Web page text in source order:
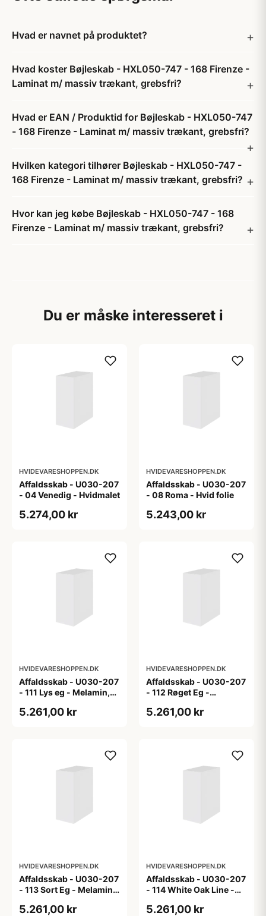
Hvad er navnet på produktet?
Hvad koster Bøjleskab - HXL050-747 - 168 Firenze -
Laminat m/ massiv trækant, grebsfri?
Hvad er EAN / Produktid for Bøjleskab - HXL050-747
- 168 Firenze - Laminat m/ massiv trækant, grebsfri?
Hvilken kategori tilhører Bøjleskab - HXL050-747 -
168 Firenze - Laminat m/ massiv trækant, grebsfri?
Hvor kan jeg købe Bøjleskab - HXL050-747 - 168
Firenze - Laminat m/ massiv trækant, grebsfri?
Du er måske interesseret i
HVIDEVARESHOPPEN.DK
Affaldsskab - U030-207
- 04 Venedig - Hvidmalet
5.274,00 kr
HVIDEVARESHOPPEN.DK
Affaldsskab - U030-207
- 08 Roma - Hvid folie
5.243,00 kr
HVIDEVARESHOPPEN.DK
Affaldsskab - U030-207
- 111 Lys eg - Melamin,
5.261,00 kr
HVIDEVARESHOPPEN.DK
Affaldsskab - U030-207
- 112 Røget Eg -
5.261,00 kr
HVIDEVARESHOPPEN.DK
Affaldsskab - U030-207
- 113 Sort Eg - Melamin,
5.261,00 kr
HVIDEVARESHOPPEN.DK
Affaldsskab - U030-207
- 114 White Oak Line -
5.261,00 kr